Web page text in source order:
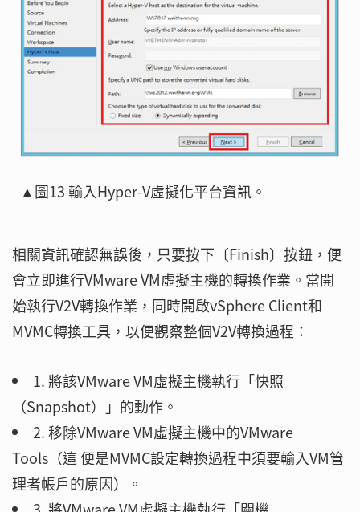
▲圖13 輸入Hyper-V虛擬化平台資訊。
相關資訊確認無誤後，只要按下〔Finish〕按鈕，便
會立即進行VMware VM虛擬主機的轉換作業。當開
始執行V2V轉換作業，同時開啟vSphere Client和
MVMC轉換工具，以便觀察整個V2V轉換過程：
1. 將該VMware VM虛擬主機執行「快照
（Snapshot）」的動作。
2. 移除VMware VM虛擬主機中的VMware
Tools（這 便是MVMC設定轉換過程中須要輸入VM管
理者帳戶的原因）。